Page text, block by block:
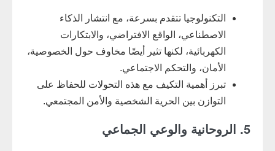
التكنولوجيا تتقدم بسرعة، مع انتشار الذكاء
الاصطناعي، الواقع الافتراضي، والابتكارات
الكهربائية، لكنها تثير أيضًا مخاوف حول الخصوصية،
الأمان، والتحكم الاجتماعي.
تبرز أهمية التكيف مع هذه التحولات للحفاظ على
التوازن بين الحرية الشخصية والأمن المجتمعي.
5. الروحانية والوعي الجماعي